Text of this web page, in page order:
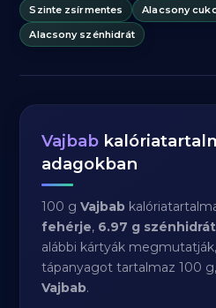
Szinte zsírmentes
Alacsony
Alacsony szénhidrát
Vajbab
adagokban
100 gVajbab
fehérje, 6.97 g szénhidrát
alábbi kártyák
tápanyagot tartalmaz 100
Vajbab.